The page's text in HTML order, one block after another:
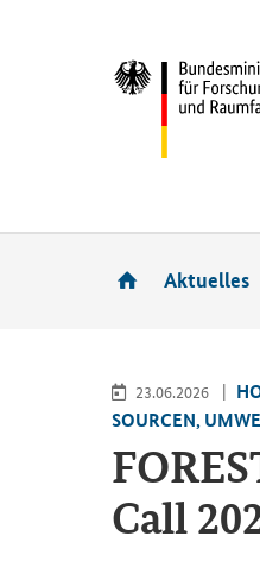
Aktuelles
23.06.2026
SOUR­CEN,
Call